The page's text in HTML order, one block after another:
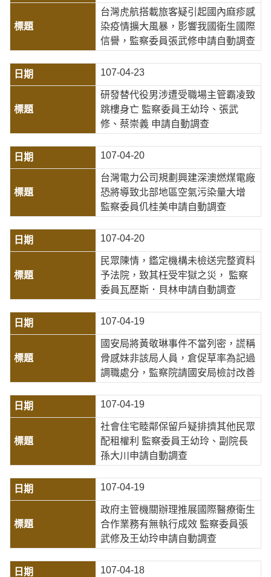
台灣虎航搭載旅客疑引起國內麻疹感
染疫情擴大風暴，影響我國衛生國際
信譽，監察委員張武修申請自動調查
107-04-23
研發替代役男涉遭受職場主管霸凌致
跳樓身亡 監察委員王幼玲、張武
修、蔡崇義 申請自動調查
107-04-20
台灣電力公司規劃興建深澳燃煤電廠
恐將導致北部地區空氣污染量大增
監察委員仉桂美申請自動調查
107-04-20
民眾陳情，鑑定機構未檢送完整資料
予法院，致其枉受牢獄之災， 監察
委員瓦歷斯．貝林申請自動調查
107-04-19
國安局將黃敬琳事件不當列密，謊稱
骨感妹非該局人員，倉促草率為記過
調職處分，監察院請國安局檢討改善
107-04-19
社會住宅睦鄰保留戶疑排擠其他民眾
配租權利 監察委員王幼玲、副院長
孫大川申請自動調查
107-04-19
政府主管機關辦理推展國際醫療衛生
合作業務有無執行成效 監察委員張
武修及王幼玲申請自動調查
107-04-18